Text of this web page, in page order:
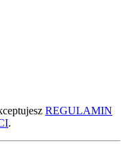
REGULAMIN
.